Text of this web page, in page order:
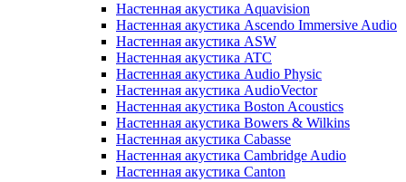
Настенная акустика Aquavision
Настенная акустика Ascendo Immersive Audio
Настенная акустика ASW
Настенная акустика ATC
Настенная акустика Audio Physic
Настенная акустика AudioVector
Настенная акустика Boston Acoustics
Настенная акустика Bowers & Wilkins
Настенная акустика Cabasse
Настенная акустика Cambridge Audio
Настенная акустика Canton